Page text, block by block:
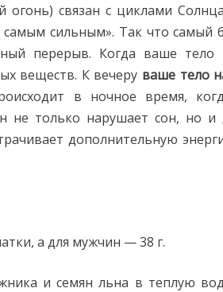
связан с циклами
сильным». Так что
перерыв. Когда ваше тело
веществ. К вечеру ваше тело
в ночное время,
не только нарушает сон, но и
дополнительную
а для мужчин — 38 г.
и семян льна в теплую